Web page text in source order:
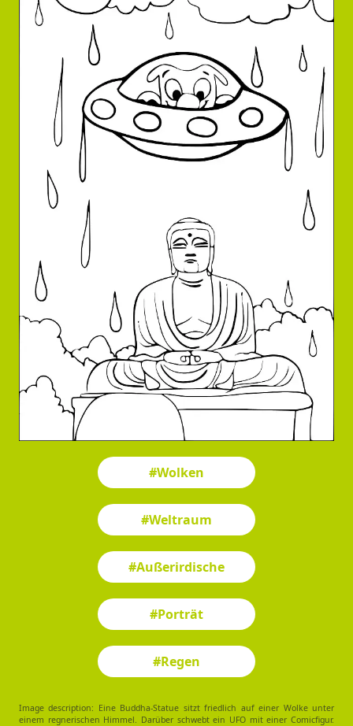
#Wolken
#Weltraum
#Außerirdische
#Porträt
#Regen
Image description: Eine Buddha-Statue sitzt friedlich auf einer Wolke unter
einem regnerischen Himmel. Darüber schwebt ein UFO mit einer Comicfigur.